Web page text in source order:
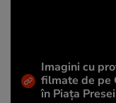
Imagini cu
filmate de pe
în Piața